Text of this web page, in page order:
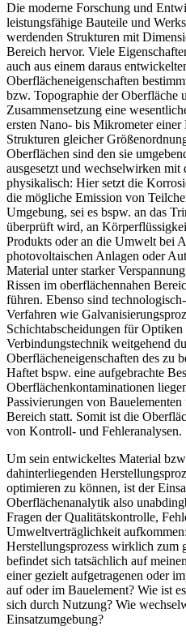
Die moderne Forschung und
leistungsfähige Bauteile und
werdenden Strukturen mit
Bereich hervor. Viele
auch aus einem daraus
Oberflächeneigenschaften
bzw. Topographie der Oberfläche
Zusammensetzung eine
ersten Nano- bis Mikrometer
Strukturen gleicher
Oberflächen sind den sie
ausgesetzt und wechselwirken mit
physikalisch: Hier setzt die
die mögliche Emission von
Umgebung, sei es bspw. an das
überprüft wird, an
Produkts oder an die Umwelt bei
photovoltaischen Anlagen oder
Material unter starker
Rissen im oberflächennahen
führen. Ebenso sind
Verfahren wie
Schichtabscheidungen für
Verbindungstechnik weitgehend
Oberflächeneigenschaften des zu
Haftet bspw. eine aufgebrachte
Oberflächenkontaminationen
Passivierungen von
Bereich statt. Somit ist die
von Kontroll- und Fehleranalysen.
Um sein entwickeltes Material
dahinterliegenden
optimieren zu können, ist der
Oberflächenanalytik also
Fragen der Qualitätskontrolle,
Umweltverträglichkeit
Herstellungsprozess wirklich zum
befindet sich tatsächlich auf
einer gezielt aufgetragenen oder
auf oder im Bauelement? Wie ist
sich durch Nutzung? Wie
Einsatzumgebung?